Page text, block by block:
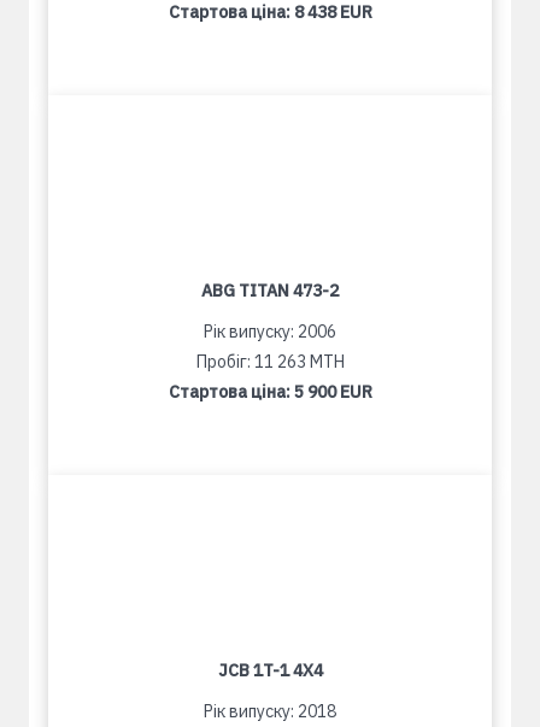
Стартова ціна: 8 438 EUR
ABG TITAN 473-2
Рік випуску: 2006
Пробіг: 11 263 MTH
Стартова ціна:5 900 EUR
JCB 1T-1 4X4
Рік випуску: 2018